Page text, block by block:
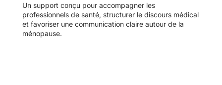
Un support conçu pour accompagner les
professionnels de santé, structurer le discours médical
et favoriser une communication claire autour de la
ménopause.